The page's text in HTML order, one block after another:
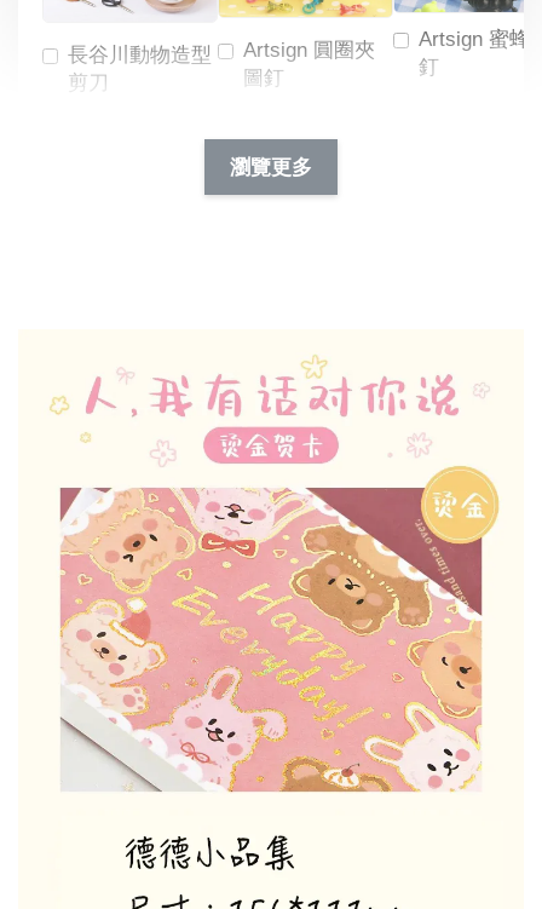
長谷川動物造型
剪刀
Artsign 圓圈夾
圖釘
NT$ 19.00
NT$ 66.00
Artsign 蜜蜂
釘
瀏覽更多